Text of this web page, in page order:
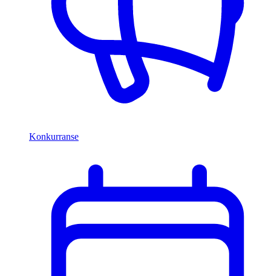
Konkurranse